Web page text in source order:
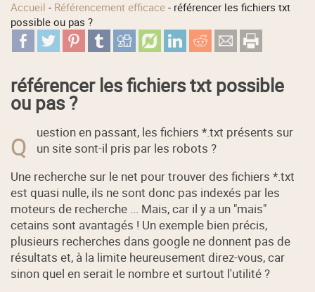
Accueil - Référencement efficace - référencer les fichiers txt
possible ou pas ?
référencer les fichiers txt possible
ou pas ?
Q
uestion en passant, les fichiers *.txt présents sur
un site sont-il pris par les robots ?
Une recherche sur le net pour trouver des fichiers *.txt
est quasi nulle, ils ne sont donc pas indexés par les
moteurs de recherche ... Mais, car il y a un "mais"
cetains sont avantagés ! Un exemple bien précis,
plusieurs recherches dans google ne donnent pas de
résultats et, à la limite heureusement direz-vous, car
sinon quel en serait le nombre et surtout l'utilité ?